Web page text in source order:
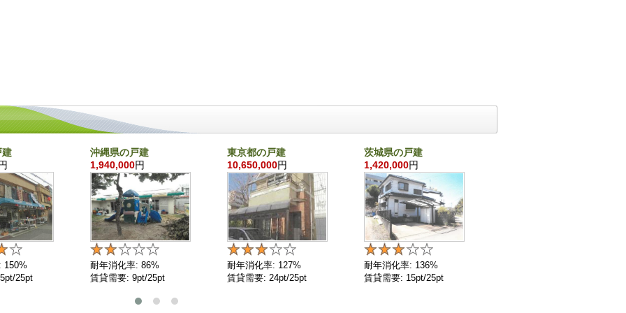
建
150%
25pt
沖縄県の戸建
1,940,000円
耐年消化率: 86%
賃貸需要: 9pt/25pt
東京都の戸建
10,650,000円
耐年消化率: 127%
賃貸需要: 24pt/25pt
茨城県の戸建
1,420,000円
耐年消化率: 136%
賃貸需要: 15pt/25pt